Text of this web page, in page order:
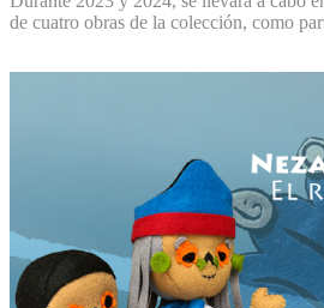
de cuatro obras de la colección, como